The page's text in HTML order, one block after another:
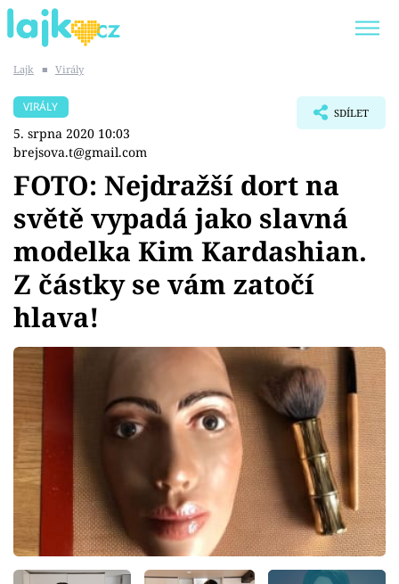
SHOPAHOLICADEL
Témata
Showbyznys
Youtubeři
Virály
Sex a vztahy
Videa
Sledujte prima+
Přihlášení
Lajk ■ Virály
VIRÁLY
5. srpna 2020 10:03
brejsova.t@gmail.com
SDÍLET
FOTO: Nejdražší dort na
světě vypadá jako slavná
modelka Kim Kardashian.
Z částky se vám zatočí
hlava!